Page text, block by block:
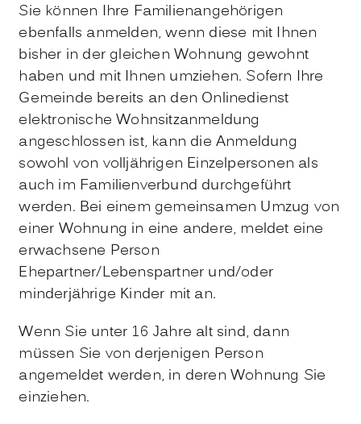
Sie können Ihre Familienangehörigen
ebenfalls anmelden, wenn diese mit Ihnen
bisher in der gleichen Wohnung gewohnt
haben und mit Ihnen umziehen. Sofern Ihre
Gemeinde bereits an den Onlinedienst
elektronische Wohnsitzanmeldung
angeschlossen ist, kann die Anmeldung
sowohl von volljährigen Einzelpersonen als
auch im Familienverbund durchgeführt
werden. Bei einem gemeinsamen Umzug von
einer Wohnung in eine andere, meldet eine
erwachsene Person
Ehepartner/Lebenspartner und/oder
minderjährige Kinder mit an.
Wenn Sie unter 16 Jahre alt sind, dann
müssen Sie von derjenigen Person
angemeldet werden, in deren Wohnung Sie
einziehen.